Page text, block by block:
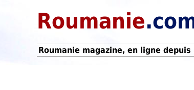
Roumanie
Roumanie magazine, en ligne depuis